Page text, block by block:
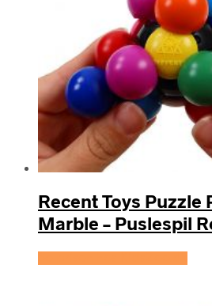
Recent Toys Puzzle
Marble – Puslespil